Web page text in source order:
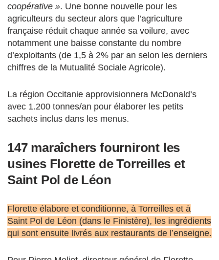
coopérative ». Une bonne nouvelle pour les
agriculteurs du secteur alors que l’agriculture
française réduit chaque année sa voilure, avec
notamment une baisse constante du nombre
d’exploitants (de 1,5 à 2% par an selon les derniers
chiffres de la Mutualité Sociale Agricole).
La région Occitanie approvisionnera McDonald’s
avec 1.200 tonnes/an pour élaborer les petits
sachets inclus dans les menus.
147 maraîchers fourniront les
usines Florette de Torreilles et
Saint Pol de Léon
Florette élabore et conditionne, à Torreilles et à
Saint Pol de Léon (dans le Finistère), les ingrédients
qui sont ensuite livrés aux restaurants de l’enseigne.